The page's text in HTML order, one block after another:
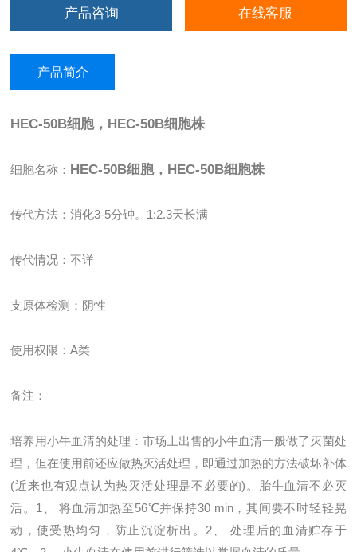
产品咨询 在线客服
产品简介
HEC-50B细胞，HEC-50B细胞株
细胞名称： HEC-50B细胞，HEC-50B细胞株
传代方法：消化3-5分钟。 1:2.3天长满
传代情况：不详
支原体检测：阴性
使用权限：A类
备注：
培养用小牛血清的处理：市场上出售的小牛血清一般做了灭菌处
理，但在使用前还应做热灭活处理，即通过加热的方法破坏补体
(近来也有观点认为热灭活处理是不必要的)。胎牛血清不必灭
活。1、 将血清加热至56℃并保持30 min，其间要不时轻轻晃
动，使受热均匀，防止沉淀析出。2、 处理后的血清贮存于